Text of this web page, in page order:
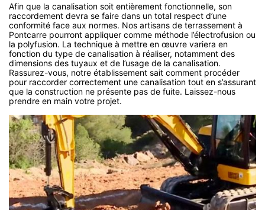
Afin que la canalisation soit entièrement fonctionnelle, son
raccordement devra se faire dans un total respect d’une
conformité face aux normes. Nos artisans de terrassement à
Pontcarre pourront appliquer comme méthode l’électrofusion ou
la polyfusion. La technique à mettre en œuvre variera en
fonction du type de canalisation à réaliser, notamment des
dimensions des tuyaux et de l’usage de la canalisation.
Rassurez-vous, notre établissement sait comment procéder
pour raccorder correctement une canalisation tout en s’assurant
que la construction ne présente pas de fuite. Laissez-nous
prendre en main votre projet.